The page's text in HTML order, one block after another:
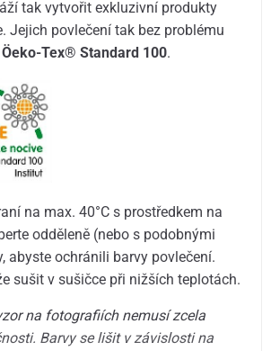
tak vytvořit exkluzivní produkty
Jejich povlečení tak bez problému
Tex® Standard 100.
na max. 40°C s prostředkem na
odděleně (nebo s podobnými
abyste ochránili barvy povlečení.
sušit v sušičce při nižších teplotách.
na fotografiích nemusí zcela
Barvy se lišit v závislosti na